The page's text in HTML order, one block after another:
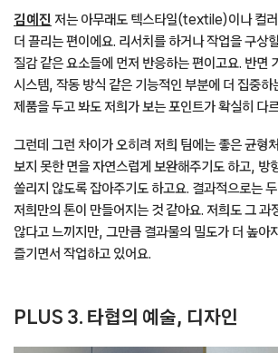
김예진 저는 아무래도 텍스타일(textile)이나 컬
더 끌리는 편이에요. 리서치를 하거나 작업을 구상
질감 같은 요소들에 먼저 반응하는 편이고요. 반면
시스템, 작동 방식 같은 기능적인 부분에 더 집중하
제품을 두고 봐도 저희가 보는 포인트가 확실히 다
그런데 그런 차이가 오히려 저희 팀에는 좋은 균형
보지 못한 면을 자연스럽게 보완해주기도 하고, 방
쏠리지 않도록 잡아주기도 하고요. 결과적으로는
저희만의 톤이 만들어지는 것 같아요. 저희도 그 과
않다고 느끼지만, 그만큼 결과물의 밀도가 더 높아
즐기면서 작업하고 있어요.
PLUS 3. 타협의 예술, 디자인